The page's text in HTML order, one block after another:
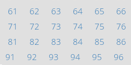
61
62 63 64 65 66
71
72 73 74 75 76
81
82 83 84 85 86
91
92 93 94 95 96